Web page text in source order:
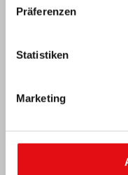
Präferenzen
Statistiken
Marketing
Elfenbeinküste: